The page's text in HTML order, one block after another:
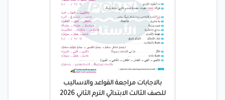
بالاجابات مراجعة القواعد والاساليب
للصف الثالث الابتدائي الترم الثاني 2026